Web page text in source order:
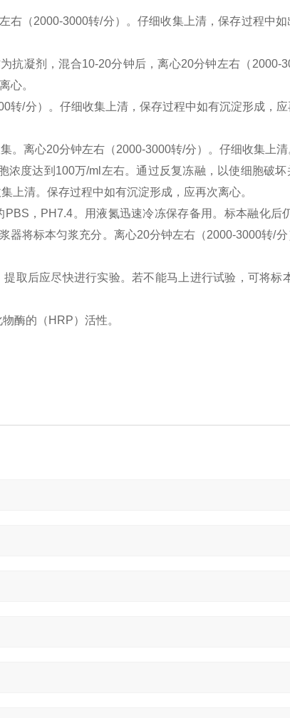
右（2000-3000转/分）。仔细收集上清，保存过程中
抗凝剂，混合10-20分钟后，离心20分钟左右（2000-
心。
转/分）。仔细收集上清，保存过程中如有沉淀形成，
。离心20分钟左右（2000-3000转/分）。仔细收集上
浓度达到100万/ml左右。通过反复冻融，以使细胞破坏
上清。保存过程中如有沉淀形成，应再次离心。
，PH7.4。用液氮迅速冷冻保存备用。标本融化后
器将标本匀浆充分。离心20分钟左右（2000-3000转/
取后应尽快进行实验。若不能马上进行试验，可将标
酶的（HRP）活性。